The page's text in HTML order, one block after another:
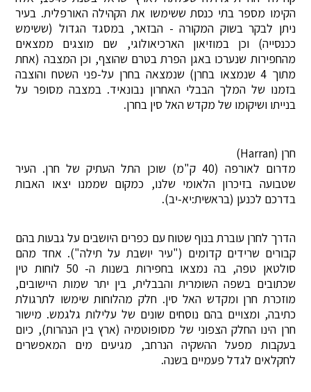
הקימו מספר בתי כנסת ששימשו את הקהילה האורפלית. בעיר
ניתן לבקר בשוק המקורה - הבזאר, במסגד הגדול (ששימש
ככנסייה) וכן במוזיאון הארכיאולוגי, שם מוצגים ממצאים
מהחפירות שנערכו באגן הפרת בטרם שהוצף, וכן המצבה (אחת
מתוך 4 שנמצאו בחרן) שנמצאה בחרן על-פני השטח והוצבה
בזמנו של המלך הבבלי האחרון נבונאיד. במצבה מסופר על
בנייתו ושיקומו של מקדש האל סין בחרן.
חרן (Harran)
מדרום לאורפה (40 ק"מ) שוכן התל העתיק של חרן. העיר
שטבועה בזיכרון הלאומי שלנו, כמקום שממנו יצאו האבות
בדרכם לכנען (בראשית:יא-יב).
הדרך לחרן עוברת בנוף שטוח עם כפרים היושבים על גבעות בהם
קבורים שרידים קדומים ("עיר יושבת על תילה"). אחד מהם
סולטאן טפה, בה נמצאו בחפירות בשנות ה- 50 לוחות טין
שכתובים בשפה השומרית והבבלית, בין יתר שמות היישובים,
מוזכרת חרן ומקדש האל סין. חלק מהלוחות שימשו לתרגולת
כתיבה, ומצויים בהם נוסחים שונים של עלילות גלגמש. מישור
חרן הינו החלק הצפוני של מסופוטמיה (ארץ בין הנהרות), כיום
בעקבות מפעל ההשקיה הנרחב, מגיעים מים המאפשרים
לחקלאים לגדל פעמיים בשנה.